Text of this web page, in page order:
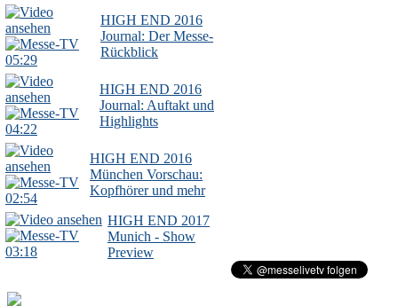
05:29
HIGH END 2016
Journal: Der Messe-
Rückblick
04:22
HIGH END 2016
Journal: Auftakt und
Highlights
02:54
HIGH END 2016
München Vorschau:
Kopfhörer und mehr
03:18
HIGH END 2017
Munich - Show
Preview